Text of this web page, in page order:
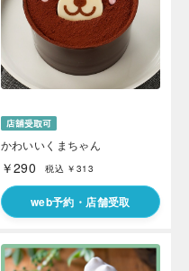
かわいいくまちゃん
￥290 税込 ￥313
web予約・店舗受取